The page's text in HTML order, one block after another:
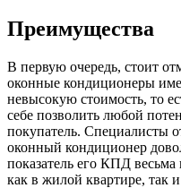
Преимущества
В первую очередь, стоит
оконные кондиционеры
невысокую стоимость, то
себе позволить любой
покупатель. Специалисты
оконный кондиционер
показатель его КПД
как в жилой квартире, так